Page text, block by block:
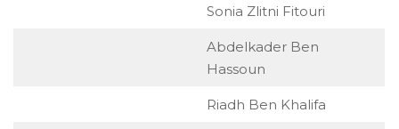
Sonia Zlitni Fitouri
Abdelkader Ben
Hassoun
Riadh Ben Khalifa